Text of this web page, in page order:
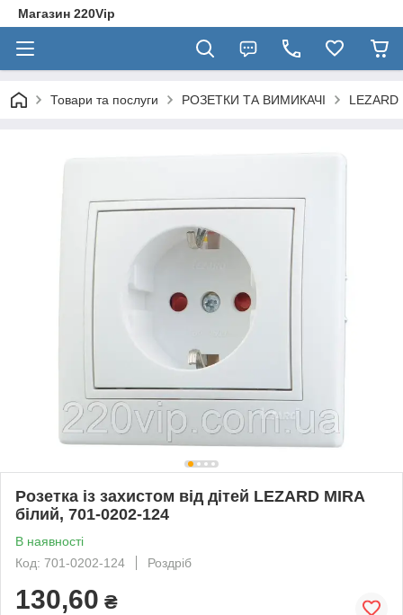
Магазин 220Vip
Товари та послуги РОЗЕТКИ ТА ВИМИКАЧІ LEZARD
Розетка із захистом від дітей LEZARD MIRA
білий, 701-0202-124
В наявності
Код: 701-0202-124
Роздріб
130,60 ₴